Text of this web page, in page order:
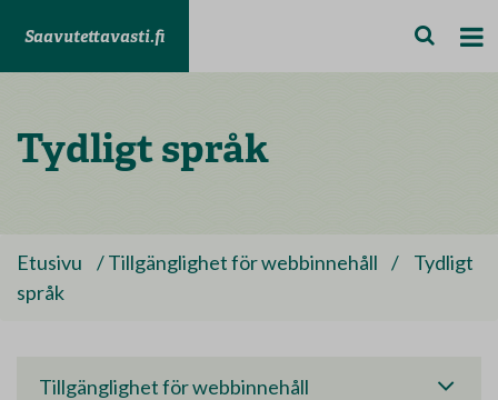
Saavutettavasti.fi
Tydligt språk
Etusivu /Tillgänglighet för webbinnehåll /
Tydligt
språk
Tillgänglighet för webbinnehåll